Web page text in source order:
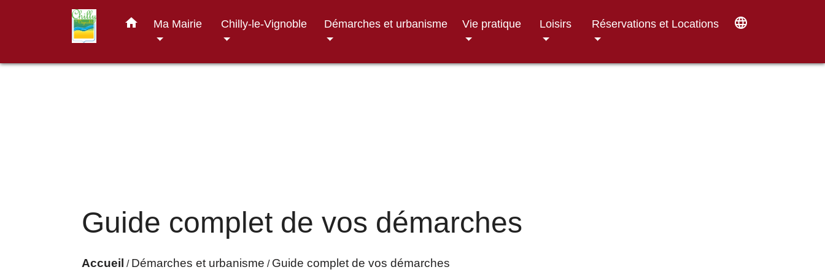
home Ma Mairie Chilly-le-Vignoble Démarches et urbanisme Vie pratique Loisirs Réservations et Locations language
Guide complet de vos démarches
Accueil / Démarches et urbanisme / Guide complet de vos démarches